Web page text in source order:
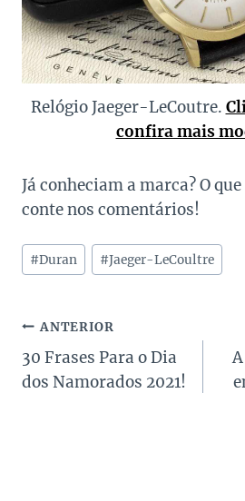
Relógio Jaeger-LeCoutre.
confira mais
Já conheciam a marca? O
conte nos comentários!
Tags
do
#Duran #Jaeger-LeCoultre
Navegação
de
ANTERIOR
30 Frases Para o Dia
dos Namorados 2021!